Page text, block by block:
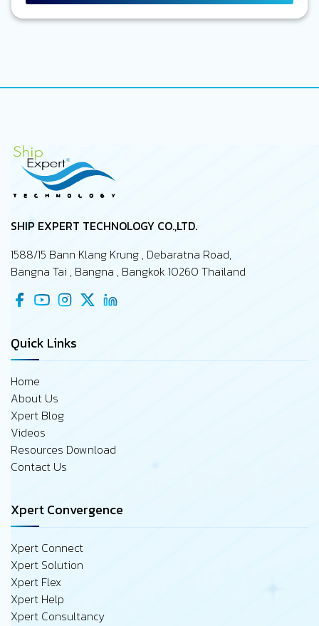
SHIP EXPERT TECHNOLOGY CO.,LTD.
1588/15 Bann Klang Krung , Debaratna Road,
Bangna Tai , Bangna , Bangkok 10260 Thailand
Quick Links
Home
About Us
Xpert Blog
Videos
Resources Download
Contact Us
Xpert Convergence
Xpert Connect
Xpert Solution
Xpert Flex
Xpert Help
Xpert Consultancy